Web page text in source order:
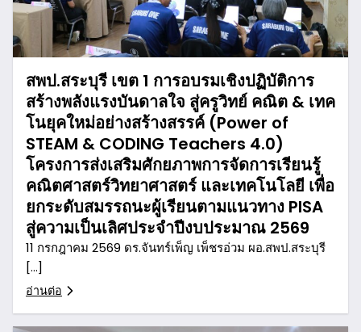
สพป.สระบุรี เขต 1 การอบรมเชิงปฏิบัติการ
สร้างพลังแรงบันดาลใจ สู่ครูวิทย์ คณิต & เทค
โนยุคใหม่อย่างสร้างสรรค์ (Power of
STEAM & CODING Teachers 4.0)
โครงการส่งเสริมศักยภาพการจัดการเรียนรู้
คณิตศาสตร์วิทยาศาสตร์ และเทคโนโลยี เพื่อ
ยกระดับสมรรถนะผู้เรียนตามแนวทาง PISA
สู่ความเป็นเลิศประจำปีงบประมาณ 2569
11 กรกฎาคม 2569 ดร.จันทร์เพ็ญ เพ็ชรอ่วม ผอ.สพป.สระบุรี
[…]
อ่านต่อ